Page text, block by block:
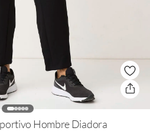
Hombre Diadora